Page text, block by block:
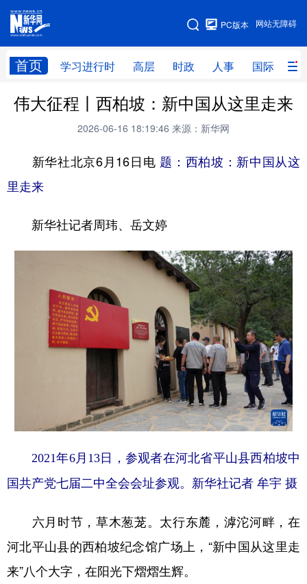
网站无障碍
PC版本
首页 学习进行时 高层 时政 人事 国际 财
网站地图
学习进行时 高层 时政 人事
财经 网评
台湾 思客智库 全球连线 教育
科技
文化 书画
金融 汽车
食品 人居 信息化 数字经济
学术中国 乡村振兴 银龄 溯源中国
能源 会展
时尚 悦读
一带一路 亚太网 上市公司
北京 天津 河北 山西
伟大征程丨西柏坡：新中国从这里走来
2026-06-16 18:19:46 来源：新华网
新华社北京6月16日电 题：西柏坡：新中国从这
里走来
新华社记者周玮、岳文婷
2021年6月13日，参观者在河北省平山县西柏坡中
国共产党七届二中全会会址参观。新华社记者 牟宇 摄
六月时节，草木葱茏。太行东麓，滹沱河畔，在
河北平山县的西柏坡纪念馆广场上，“新中国从这里走
来”八个大字，在阳光下熠熠生辉。